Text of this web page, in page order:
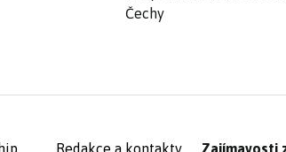
Čechy
Redakce a kontakty Zajímavosti